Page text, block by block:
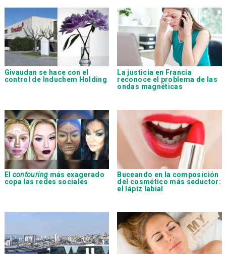
Givaudan se hace con el
control de Induchem Holding
La justicia en Francia
reconoce el problema de las
ondas magnéticas
El contouring más exagerado
copa las redes sociales
Buceando en la composición
del cosmético más seductor:
el lápiz labial